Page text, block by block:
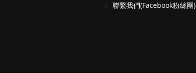
聯繫我們(Facebook粉絲團)